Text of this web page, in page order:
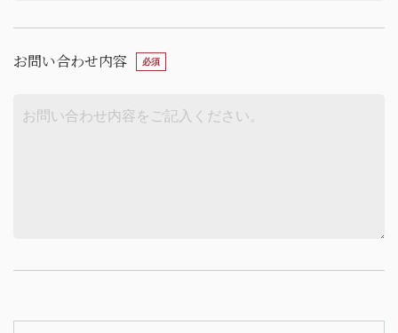
お問い合わせ内容